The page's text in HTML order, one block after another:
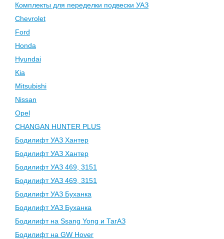
Комплекты для переделки подвески УАЗ
Chevrolet
Ford
Honda
Hyundai
Kia
Mitsubishi
Nissan
Opel
CHANGAN HUNTER PLUS
Бодилифт УАЗ Хантер
Бодилифт УАЗ Хантер
Бодилифт УАЗ 469, 3151
Бодилифт УАЗ 469, 3151
Бодилифт УАЗ Буханка
Бодилифт УАЗ Буханка
Бодилифт на Ssang Yong и ТагАЗ
Бодилифт на GW Hover